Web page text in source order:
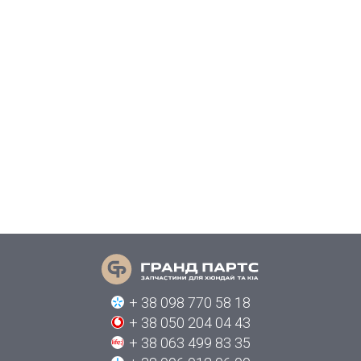
+ 38 098 770 58 18
+ 38 050 204 04 43
+ 38 063 499 83 35